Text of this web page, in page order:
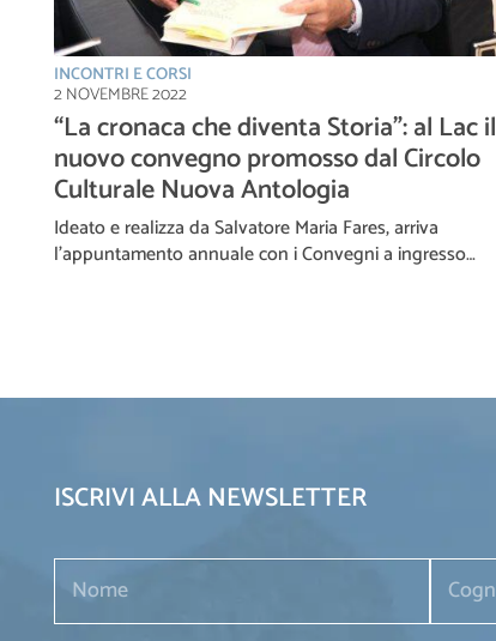
INCONTRI E CORSI
2 NOVEMBRE 2022
“La cronaca che diventa Storia”: al Lac il
nuovo convegno promosso dal Circolo
Culturale Nuova Antologia
Ideato e realizza da Salvatore Maria Fares, arriva
l’appuntamento annuale con i Convegni a ingresso…
ISCRIVI ALLA NEWSLETTER